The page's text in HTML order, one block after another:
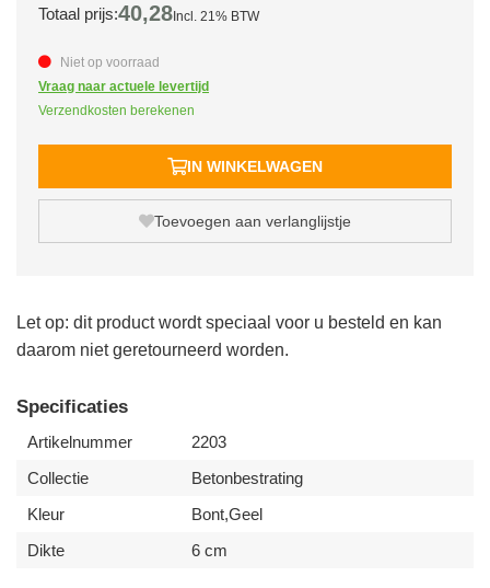
Totaal prijs:40,28 Incl. 21% BTW
Niet op voorraad
Vraag naar actuele levertijd
Verzendkosten berekenen
IN WINKELWAGEN
Toevoegen aan verlanglijstje
Let op: dit product wordt speciaal voor u besteld en kan
daarom niet geretourneerd worden.
Specificaties
Artikelnummer
2203
Collectie
Betonbestrating
Kleur
Bont,Geel
Dikte
6 cm